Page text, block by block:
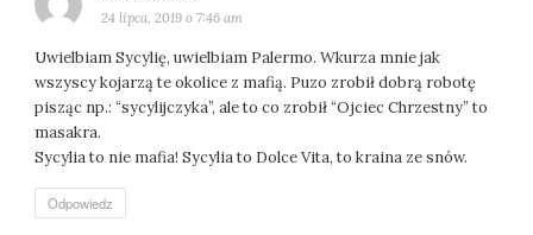
24 lipca, 2019 o 7:46 am
Uwielbiam Sycylię, uwielbiam Palermo. Wkurza mnie jak
wszyscy kojarzą te okolice z mafią. Puzo zrobił dobrą robotę
pisząc np.: “sycylijczyka”, ale to co zrobił “Ojciec Chrzestny” to
masakra.
Sycylia to nie mafia! Sycylia to Dolce Vita, to kraina ze snów.
Odpowiedz